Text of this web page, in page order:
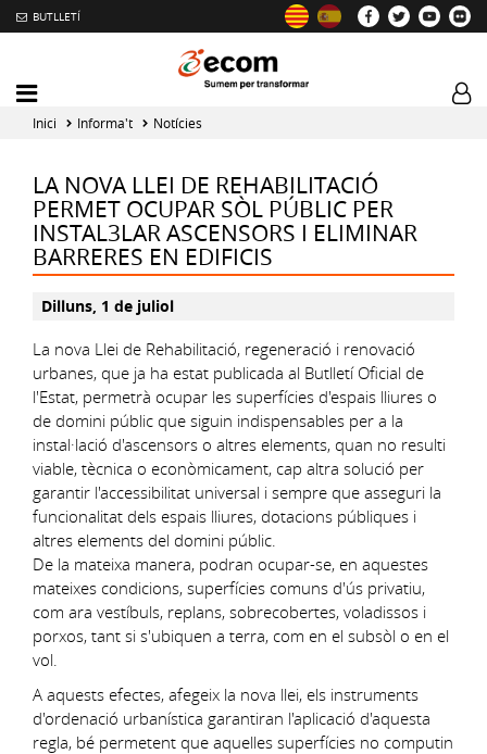
BUTLLETÍ
Mobile
menu
toggler
Inici Informa't Notícies
LA NOVA LLEI DE REHABILITACIÓ
PERMET OCUPAR SÒL PÚBLIC PER
INSTAL3LAR ASCENSORS I ELIMINAR
BARRERES EN EDIFICIS
Dilluns, 1 de juliol
La nova Llei de Rehabilitació, regeneració i renovació
urbanes, que ja ha estat publicada al Butlletí Oficial de
l'Estat, permetrà ocupar les superfícies d'espais lliures o
de domini públic que siguin indispensables per a la
instal·lació d'ascensors o altres elements, quan no resulti
viable, tècnica o econòmicament, cap altra solució per
garantir l'accessibilitat universal i sempre que asseguri la
funcionalitat dels espais lliures, dotacions públiques i
altres elements del domini públic.
De la mateixa manera, podran ocupar-se, en aquestes
mateixes condicions, superfícies comuns d'ús privatiu,
com ara vestíbuls, replans, sobrecobertes, voladissos i
porxos, tant si s'ubiquen a terra, com en el subsòl o en el
vol.
A aquests efectes, afegeix la nova llei, els instruments
d'ordenació urbanística garantiran l'aplicació d'aquesta
regla, bé permetent que aquelles superfícies no computin